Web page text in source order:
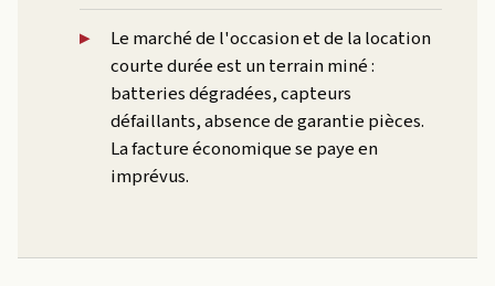
Le marché de l'occasion et de la location
courte durée est un terrain miné :
batteries dégradées, capteurs
défaillants, absence de garantie pièces.
La facture économique se paye en
imprévus.